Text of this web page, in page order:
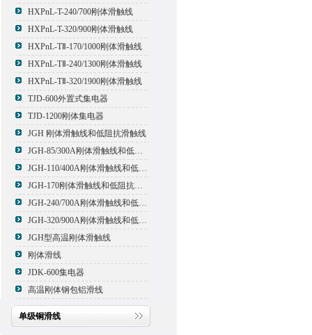
HXPnL-T-240/700刚体滑触线
HXPnL-T-320/900刚体滑触线
HXPnL-TⅡ-170/1000刚体滑触线
HXPnL-TⅡ-240/1300刚体滑触线
HXPnL-TⅡ-320/1900刚体滑触线
TJD-600外置式集电器
TJD-1200刚体集电器
JGH 刚体滑触线和低阻抗滑触线
JGH-85/300A刚体滑触线和低阻抗滑触线
JGH-110/400A刚体滑触线和低阻抗滑触线
JGH-170刚体滑触线和低阻抗滑触线
JGH-240/700A刚体滑触线和低阻抗滑触线
JGH-320/900A刚体滑触线和低阻抗滑触线
JGH型高温刚体滑触线
刚体滑线
JDK-600集电器
高温刚体钢包铝滑线
单级铜滑线